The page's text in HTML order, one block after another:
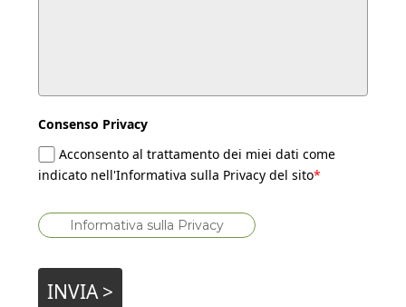
Consenso Privacy
Acconsento al trattamento dei miei dati come
indicato nell'Informativa sulla Privacy del sito*
Informativa sulla Privacy
INVIA >